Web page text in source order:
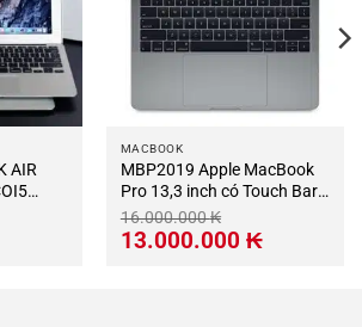
AIR
MACBOOK
MBP2019 Apple MacBook
Pro 13,3 inch có Touch Bar
MV962LLA 2019 – Intel
Core i7 2,8GHz, RAM 16GB,
SSD 512GB, macOS
16.000.000₭
Giá
gốc
13.000.000 ₭Giá
hiện